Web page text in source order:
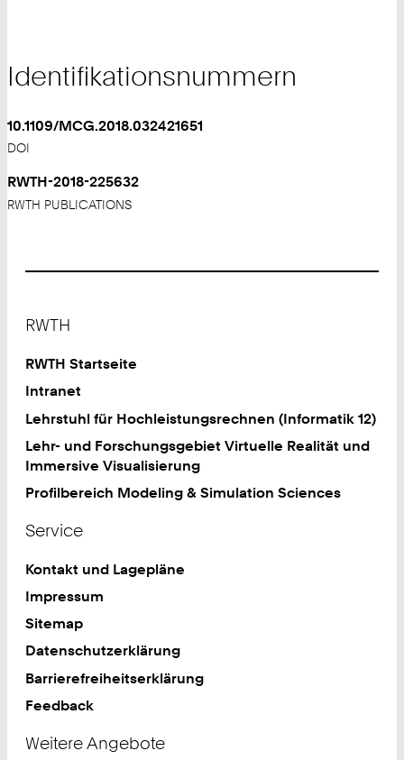
Identifikationsnummern
10.1109/MCG.2018.032421651
DOI
RWTH-2018-225632
RWTH PUBLICATIONS
RWTH
RWTH Startseite
Intranet
Lehrstuhl für Hochleistungsrechnen (Informatik 12)
Lehr- und Forschungsgebiet Virtuelle Realität und
Immersive Visualisierung
Profilbereich Modeling & Simulation Sciences
Service
Kontakt und Lagepläne
Impressum
Sitemap
Datenschutzerklärung
Barrierefreiheitserklärung
Feedback
Weitere Angebote